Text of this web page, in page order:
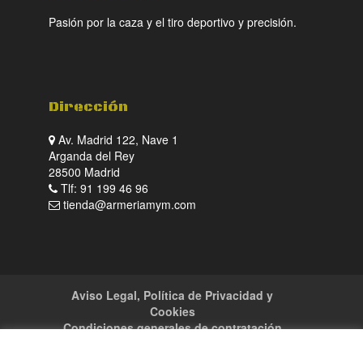
Pasión por la caza y el tiro deportivo y precisión.
Dirección
Av. Madrid 122, Nave 1
Arganda del Rey
28500 Madrid
Tlf: 91 199 46 96
tienda@armeriamym.com
Aviso Legal, Política de Privacidad y
Cookies
Condiciones generales de contratación